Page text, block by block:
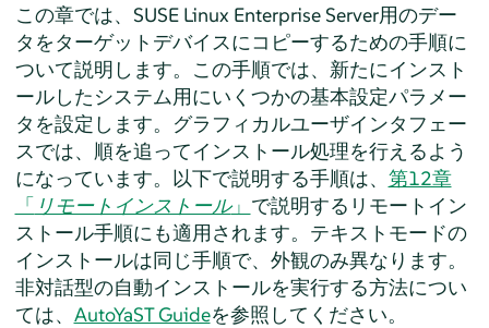
この章では、 SUSE Linux Enterprise Server用のデー
タをターゲットデバイスにコピーするための手順に
ついて説明します。この手順では、新たにインスト
ールしたシステム用にいくつかの基本設定パラメー
タを設定します。グラフィカルユーザインタフェー
スでは、順を追ってインストール処理を行えるよう
になっています。 以下で説明する手順は、 第12章
「 リモートインストール」 で説明するリモートイン
ストール手順にも適用されます。 テキストモードの
インストールは同じ手順で、外観のみ異なります。
非対話型の自動インストールを実行する方法につい
ては、 AutoYaST Guideを参照してください。